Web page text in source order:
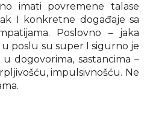
imati povremene talase
I konkretne događaje sa
Poslovno – jaka
poslu su super I sigurno je
dogovorima, sastancima –
impulsivnošću. Ne